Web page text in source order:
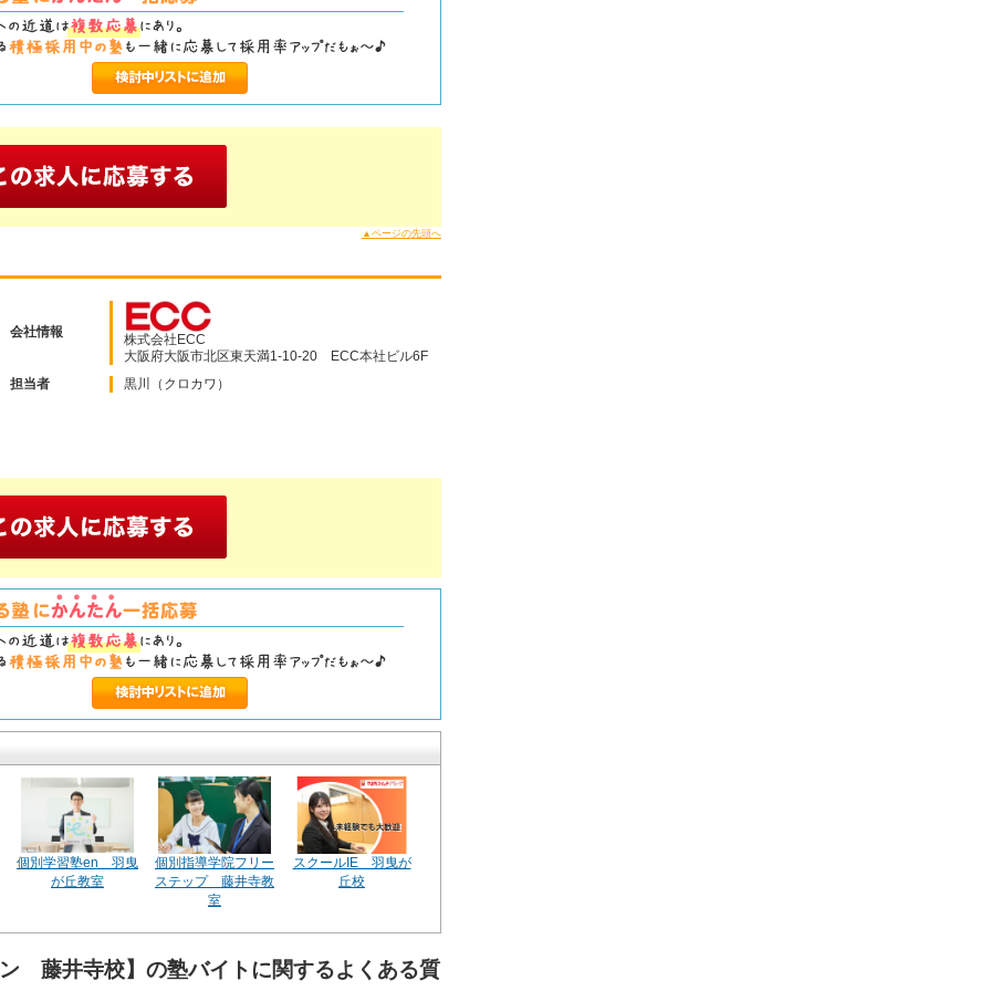
▲ページの先頭へ
会社情報
株式会社ECC
大阪府大阪市北区東天満1-10-20 ECC本社ビル6F
担当者 黒川（クロカワ）
個別学習塾en 羽曳
が丘教室
個別指導学院フリー
ステップ 藤井寺教
室
スクールIE 羽曳が
丘校
藤井寺校】の塾バイトに関するよくある質